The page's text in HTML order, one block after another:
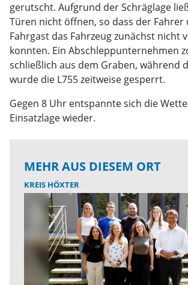
gerutscht. Aufgrund der Schräglage
Türen nicht öffnen, so dass der Fahrer
Fahrgast das Fahrzeug zunächst nicht
konnten. Ein Abschleppunternehmen
schließlich aus dem Graben, während
wurde die L755 zeitweise gesperrt.
Gegen 8 Uhr entspannte sich die
Einsatzlage wieder.
MEHR AUS DIESEM ORT
KREIS HÖXTER